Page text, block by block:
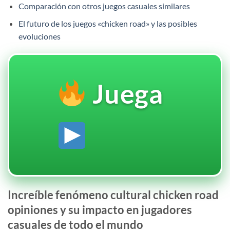
Comparación con otros juegos casuales similares
El futuro de los juegos «chicken road» y las posibles
evoluciones
Juega
Increíble fenómeno cultural chicken road
opiniones y su impacto en jugadores
casuales de todo el mundo